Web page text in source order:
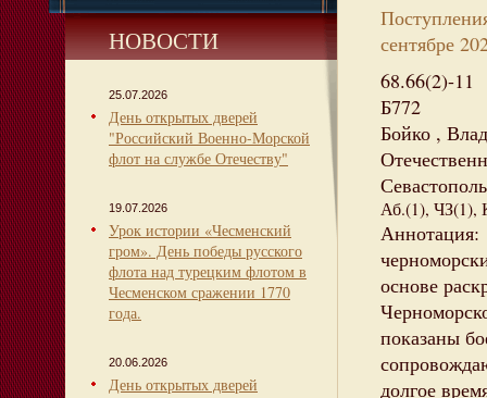
НОВОСТИ
25.07.2026
День открытых дверей
"Российский Военно-Морской
флот на службе Отечеству"
19.07.2026
Урок истории «Чесменский
гром». День победы русского
флота над турецким флотом в
Чесменском сражении 1770
года.
20.06.2026
День открытых дверей
сентябре
68.66(2)-11
Б772
Бойко ,
Аб.(1), ЧЗ(1),
Аннотация:
основе
показаны
долгое